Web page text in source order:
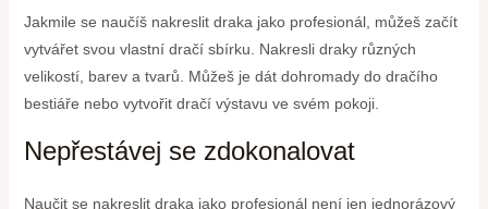
Jakmile se naučíš nakreslit draka jako profesionál, můžeš začít
vytvářet svou vlastní dračí sbírku. Nakresli draky různých
velikostí, barev a tvarů. Můžeš je dát dohromady do dračího
bestiáře nebo vytvořit dračí výstavu ve svém pokoji.
Nepřestávej se zdokonalovat
Naučit se nakreslit draka jako profesionál není jen jednorázový